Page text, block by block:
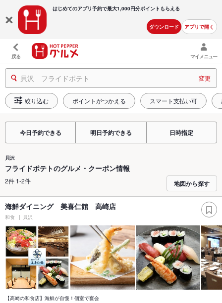
はじめてのアプリ予約で最大1,000円分ポイントもらえる
ダウンロード アプリで開く
戻る マイメニュー
貝沢 フライドポテト 変更
絞り込む ポイントがつかえる スマート支払い可
今日予約できる 明日予約できる 日時指定
貝沢
フライドポテトのグルメ・クーポン情報
2件 1-2件 地図から探す
海鮮ダイニング 美喜仁館 高崎店
和食 貝沢
【高崎の和食店】海鮮が自慢！個室で宴会